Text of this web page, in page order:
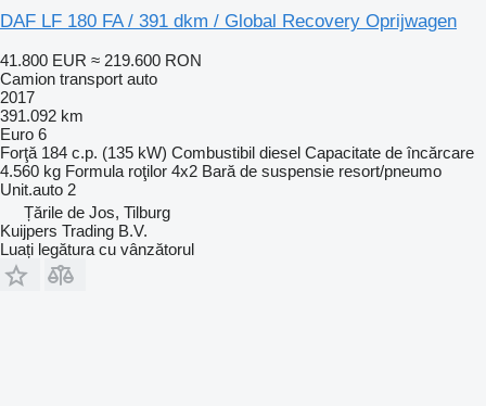
DAF LF 180 FA / 391 dkm / Global Recovery Oprijwagen
41.800 EUR ≈ 219.600 RON
Camion transport auto
2017
391.092 km
Euro 6
Forţă 184 c.p. (135 kW) Combustibil diesel Capacitate de încărcare
4.560 kg Formula roţilor 4x2 Bară de suspensie resort/pneumo
Unit.auto 2
Țările de Jos, Tilburg
Kuijpers Trading B.V.
Luați legătura cu vânzătorul